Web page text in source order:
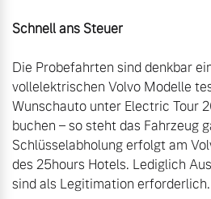
Die Probefahrten sind denkbar
vollelektrischen Volvo Modelle
Wunschauto unter Electric Tour
buchen – so steht das Fahrzeug
Schlüsselabholung erfolgt am
des 25hours Hotels. Lediglich
sind als Legitimation erforderlich.